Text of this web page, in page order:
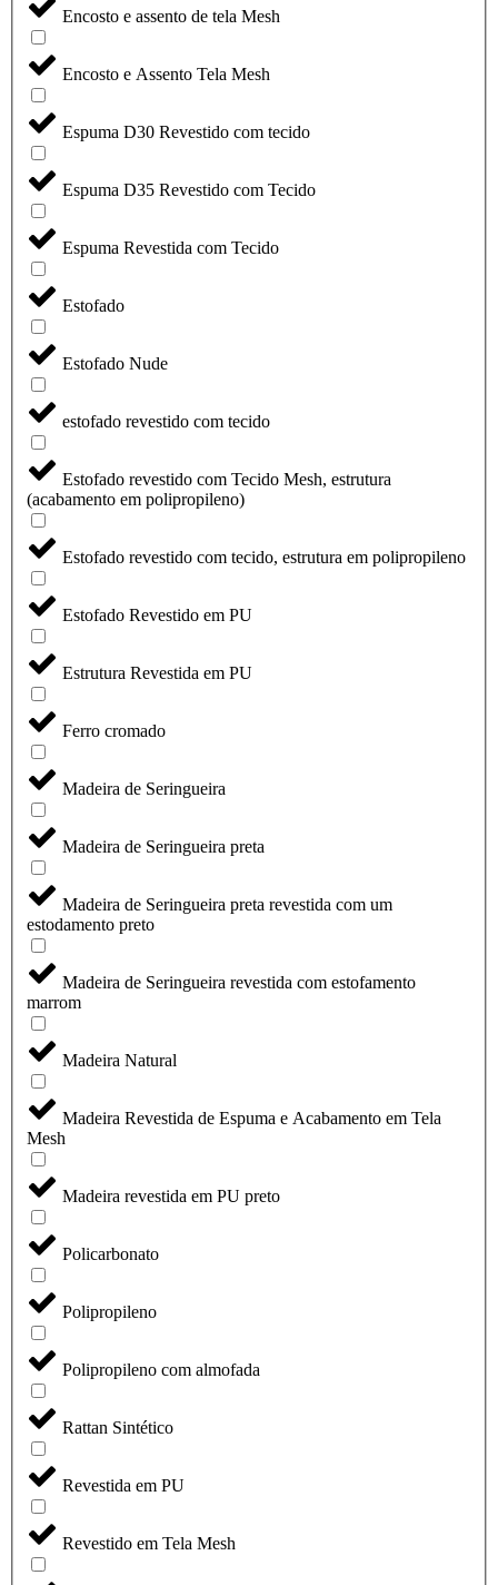
Encosto e assento de tela Mesh
Encosto e Assento Tela Mesh
Espuma D30 Revestido com tecido
Espuma D35 Revestido com Tecido
Espuma Revestida com Tecido
Estofado
Estofado Nude
estofado revestido com tecido
Estofado revestido com Tecido Mesh, estrutura
(acabamento em polipropileno)
Estofado revestido com tecido, estrutura em polipropileno
Estofado Revestido em PU
Estrutura Revestida em PU
Ferro cromado
Madeira de Seringueira
Madeira de Seringueira preta
Madeira de Seringueira preta revestida com um
estodamento preto
Madeira de Seringueira revestida com estofamento
marrom
Madeira Natural
Madeira Revestida de Espuma e Acabamento em Tela
Mesh
Madeira revestida em PU preto
Policarbonato
Polipropileno
Polipropileno com almofada
Rattan Sintético
Revestida em PU
Revestido em Tela Mesh